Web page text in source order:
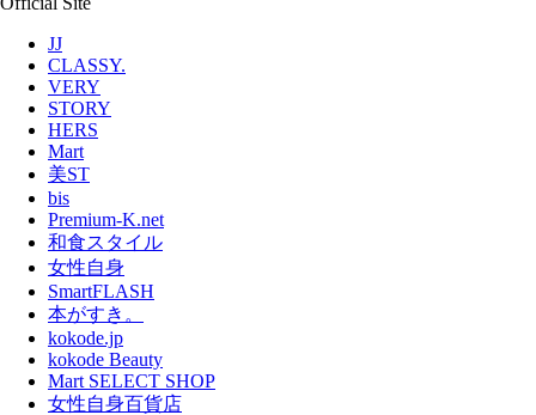
JJ
CLASSY.
VERY
STORY
HERS
Mart
美ST
bis
Premium-K.net
和食スタイル
女性自身
SmartFLASH
本がすき。
kokode.jp
kokode Beauty
Mart SELECT SHOP
女性自身百貨店